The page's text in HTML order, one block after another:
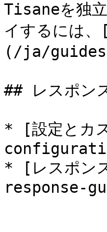
Tisaneを独
イするには
(/ja/guides/
## レスポン
* [設定と
* [レスポン
response-